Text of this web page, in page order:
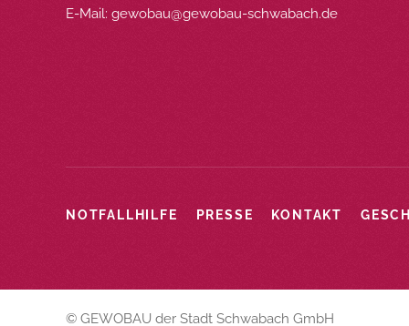
E-Mail: gewobau@gewobau-schwabach.de
NOTFALLHILFE PRESSE KONTAKT
© GEWOBAU der Stadt Schwabach GmbH